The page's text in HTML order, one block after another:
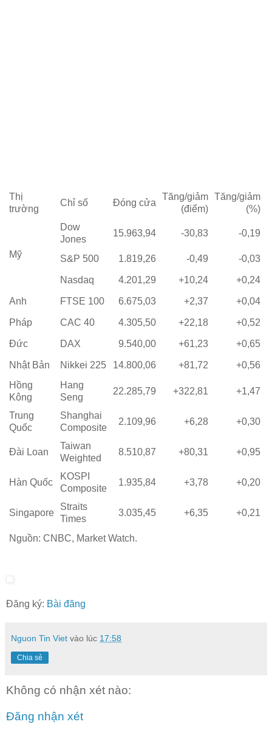
Thị
trường
Chỉ số Đóng cửa
Tăng/giảm
(điểm)
Tăng/giảm
(%)
Mỹ
Dow
Jones
15.963,94 -30,83 -0,19
S&P 500 1.819,26 -0,49 -0,03
Nasdaq 4.201,29 +10,24 +0,24
Anh FTSE 100 6.675,03 +2,37 +0,04
Pháp CAC 40 4.305,50 +22,18 +0,52
Đức DAX 9.540,00 +61,23 +0,65
Nhật Bản Nikkei 225 14.800,06 +81,72
+0,56
Hồng
Kông
Hang
Seng
22.285,79 +322,81 +1,47
Trung
Quốc
Shanghai
Composite
2.109,96 +6,28 +0,30
Đài Loan
Taiwan
Weighted
8.510,87 +80,31 +0,95
Hàn Quốc
KOSPI
Composite
1.935,84 +3,78 +0,20
Singapore
Straits
Times
3.035,45 +6,35 +0,21
Nguồn: CNBC, Market Watch.
Đăng ký: Bài đăng
Nguon Tin Viet vào lúc 17:58
Chia sẻ
Không có nhận xét nào:
Đăng nhận xét